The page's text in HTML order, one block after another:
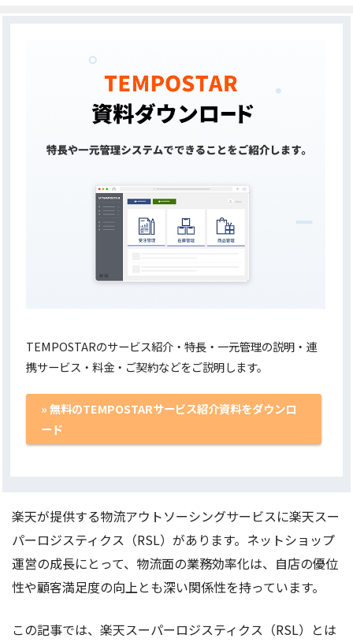
TEMPOSTARのサービス紹介・特長・一元管理の説明・連
携サービス・料金・ご契約などをご説明します。
» 無料のTEMPOSTARサービス紹介資料をダウンロ
ード
楽天が提供する物流アウトソーシングサービスに楽天スー
パーロジスティクス（RSL）があります。ネットショップ
運営の成長にとって、物流面の業務効率化は、自店の優位
性や顧客満足度の向上とも深い関係性を持っています。
この記事では、楽天スーパーロジスティクス（RSL）とは